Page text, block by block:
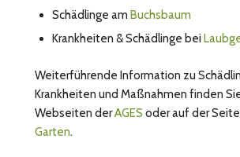
Schädlinge am Buchsbaum
Krankheiten & Schädlinge bei
Weiterführende Information zu
Krankheiten und Maßnahmen finden
Webseiten derAGES oder auf der
Garten.